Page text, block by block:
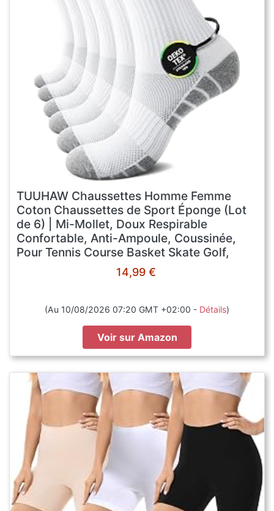
TUUHAW Chaussettes Homme Femme
Coton Chaussettes de Sport Éponge (Lot
de 6) | Mi-Mollet, Doux Respirable
Confortable, Anti-Ampoule, Coussinée,
Pour Tennis Course Basket Skate Golf,
OEKO-TEX Standard 100
14,99 €
(Au 10/08/2026 07:20 GMT +02:00 - Détails)
Voir sur Amazon